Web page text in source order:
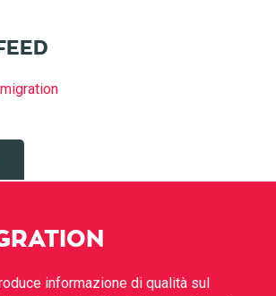
informazione di qualità sul